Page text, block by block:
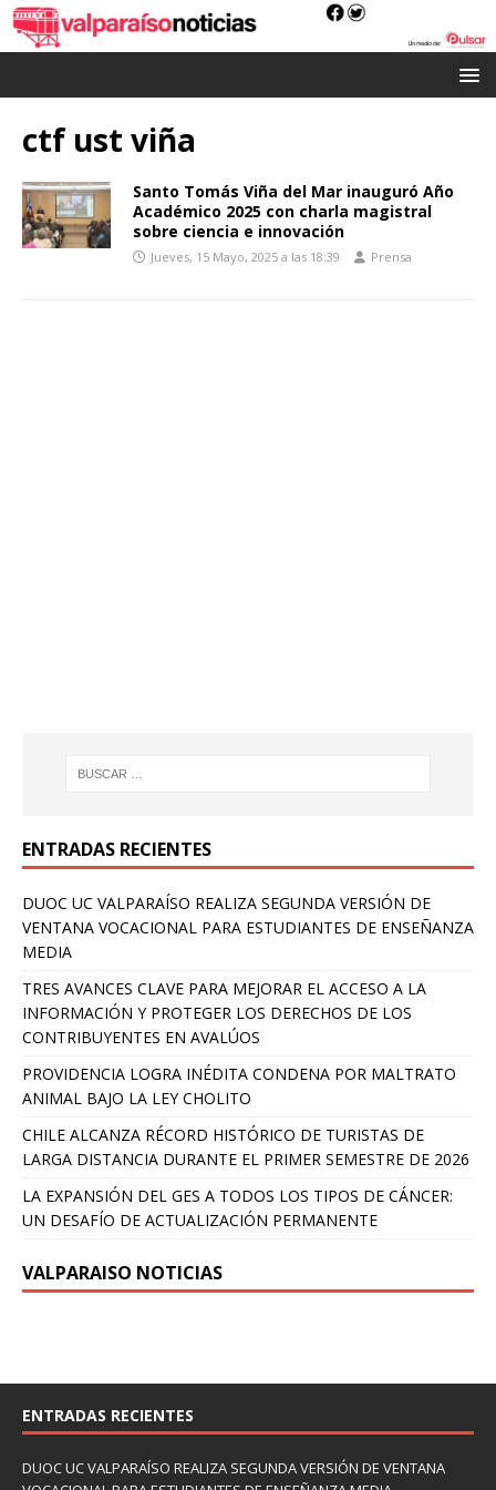
ctf ust viña
Santo Tomás Viña del Mar inauguró Año
Académico 2025 con charla magistral
sobre ciencia e innovación
Jueves, 15 Mayo, 2025 a las 18:39 Prensa
ENTRADAS RECIENTES
DUOC UC VALPARAÍSO REALIZA SEGUNDA VERSIÓN DE
VENTANA VOCACIONAL PARA ESTUDIANTES DE ENSEÑANZA
MEDIA
TRES AVANCES CLAVE PARA MEJORAR EL ACCESO A LA
INFORMACIÓN Y PROTEGER LOS DERECHOS DE LOS
CONTRIBUYENTES EN AVALÚOS
PROVIDENCIA LOGRA INÉDITA CONDENA POR MALTRATO
ANIMAL BAJO LA LEY CHOLITO
CHILE ALCANZA RÉCORD HISTÓRICO DE TURISTAS DE
LARGA DISTANCIA DURANTE EL PRIMER SEMESTRE DE 2026
LA EXPANSIÓN DEL GES A TODOS LOS TIPOS DE CÁNCER:
UN DESAFÍO DE ACTUALIZACIÓN PERMANENTE
VALPARAISO NOTICIAS
ENTRADAS RECIENTES
DUOC UC VALPARAÍSO REALIZA SEGUNDA VERSIÓN DE VENTANA